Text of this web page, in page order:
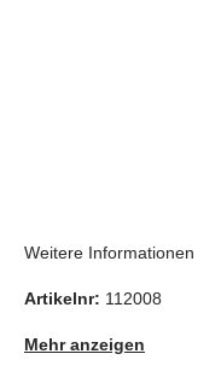
Weitere Informationen
Artikelnr: 112008
Mehr anzeigen